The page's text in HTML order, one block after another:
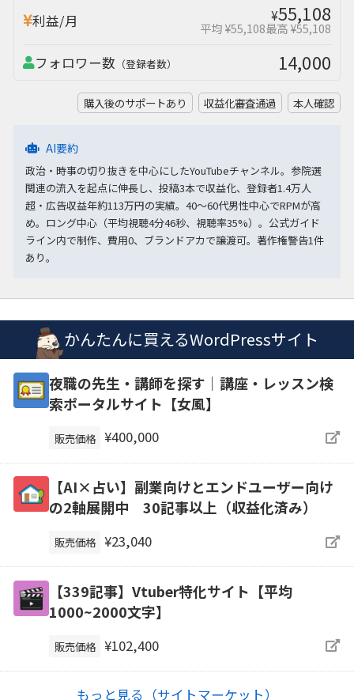
利益/月 ¥55,108
平均 ¥55,108最高 ¥55,108
フォロワー数 （登録者数） 14,000
購入後のサポートあり 収益化審査通過 本人確認
AI要約
政治・時事の切り抜きを中心にしたYouTubeチャンネル。参院選
関連の流入を起点に伸長し、投稿3本で収益化、登録者1.4万人
超・広告収益年約113万円の実績。40〜60代男性中心でRPMが高
め。ロング中心（平均視聴4分46秒、視聴率35%）。公式ガイド
ライン内で制作、費用0、ブランドアカで譲渡可。著作権警告1件
あり。
かんたんに買えるWordPressサイト
夜職の先生・講師を探す｜講座・レッスン検
索ポータルサイト【女風】
販売価格 ¥400,000
【AI×占い】副業向けとエンドユーザー向け
の2軸展開中 30記事以上（収益化済み）
販売価格 ¥23,040
【339記事】Vtuber特化サイト【平均
1000~2000文字】
販売価格 ¥102,400
もっと見る（サイトマーケット）